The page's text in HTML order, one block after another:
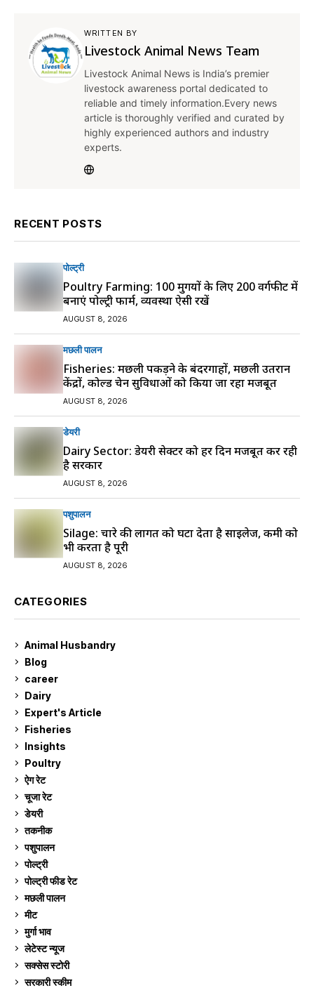
WRITTEN BY
Livestock Animal News Team
Livestock Animal News is India’s premier
livestock awareness portal dedicated to
reliable and timely information.Every news
article is thoroughly verified and curated by
highly experienced authors and industry
experts.
RECENT POSTS
पोल्ट्री
Poultry Farming: 100 मुर्गियों के लिए 200 वर्गफीट में
बनाएं पोल्ट्री फार्म, व्यवस्था ऐसी रखें
AUGUST 8, 2026
मछली पालन
Fisheries: मछली पकड़ने के बंदरगाहों, मछली उतरान
केंद्रों, कोल्ड चेन सुविधाओं को किया जा रहा मजबूत
AUGUST 8, 2026
डेयरी
Dairy Sector: डेयरी सेक्टर को हर दिन मजबूत कर रही
है सरकार
AUGUST 8, 2026
पशुपालन
Silage: चारे की लागत को घटा देता है साइलेज, कमी को
भी करता है पूरी
AUGUST 8, 2026
CATEGORIES
Animal Husbandry
Blog
career
Dairy
Expert's Article
Fisheries
Insights
Poultry
ऐग रेट
चूजा रेट
डेयरी
तकनीक
पशुपालन
पोल्ट्री
पोल्ट्री फीड रेट
मछली पालन
मीट
मुर्गा भाव
लेटेस्ट न्यूज
सक्सेस स्टो‍री
सरकारी स्की‍म